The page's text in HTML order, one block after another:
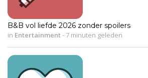
B&B vol liefde 2026 zonder spoilers
in Entertainment- 7 minuten geleden